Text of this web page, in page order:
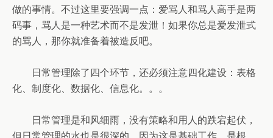
做的事情。不过这里要强调一点：爱骂人和骂人高手是两
码事，骂人是一种艺术而不是发泄！如果你总是爱发泄式
的骂人，那你就准备着被造反吧。
日常管理除了四个环节，还必须注意四化建设：表格
化、制度化、数据化、信息化。。。
日常管理是和风细雨，没有策略和用人的跌宕起伏，